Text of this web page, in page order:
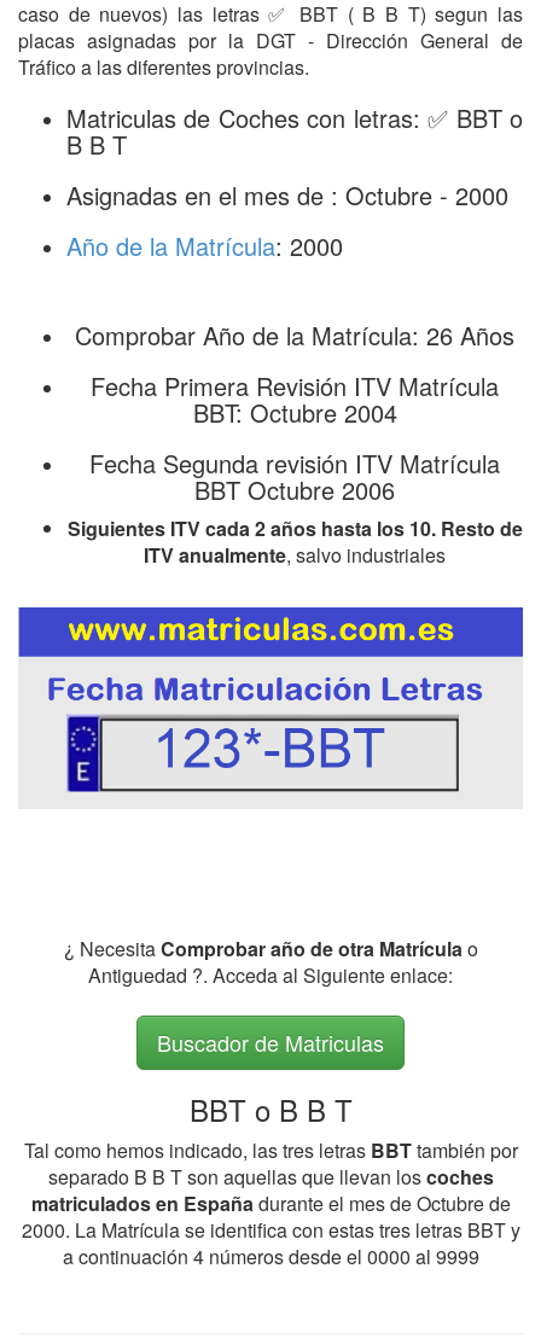
caso de nuevos) las letras ✅ BBT ( B B T) segun las
placas asignadas por la DGT - Dirección General de
Tráfico a las diferentes provincias.
Matriculas de Coches con letras: ✅ BBT o
B B T
Asignadas en el mes de : Octubre - 2000
Año de la Matrícula: 2000
Comprobar Año de la Matrícula: 26 Años
Fecha Primera Revisión ITV Matrícula
BBT: Octubre 2004
Fecha Segunda revisión ITV Matrícula
BBT Octubre 2006
Siguientes ITV cada 2 años hasta los 10. Resto de
ITV anualmente, salvo industriales
¿ NecesitaComprobar año de otra Matrículao
Antiguedad ?. Acceda al Siguiente enlace:
Buscador de Matriculas
BBT o B B T
Tal como hemos indicado, las tres letras BBTtambién por
separado B B T son aquellas que llevan loscoches
matriculados en Españadurante el mes de Octubre de
2000. La Matrícula se identifica con estas tres letras BBT y
a continuación 4 números desde el 0000 al 9999